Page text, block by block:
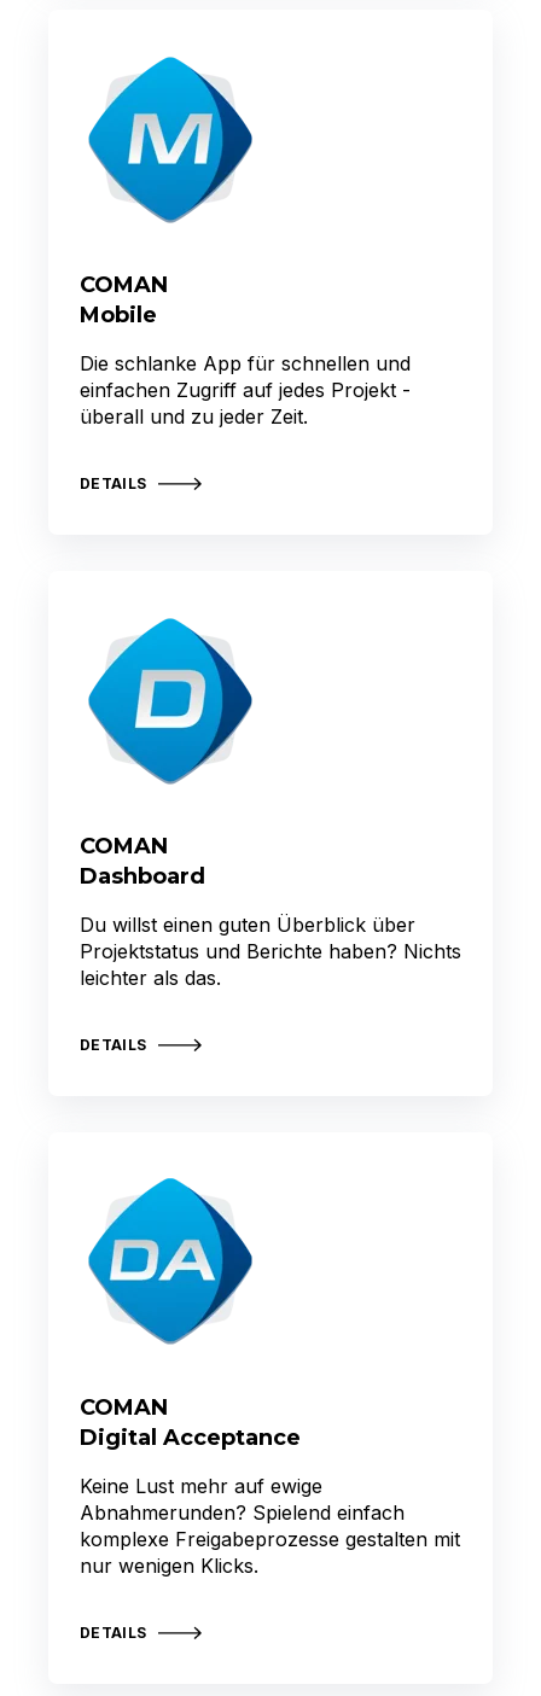
COMAN
Mobile
Die schlanke App für schnellen und
einfachen Zugriff auf jedes Projekt -
überall und zu jeder Zeit.
DETAILS
COMAN
Dashboard
Du willst einen guten Überblick über
Projektstatus und Berichte haben? Nichts
leichter als das.
DETAILS
COMAN
Digital Acceptance
Keine Lust mehr auf ewige
Abnahmerunden? Spielend einfach
komplexe Freigabeprozesse gestalten mit
nur wenigen Klicks.
DETAILS